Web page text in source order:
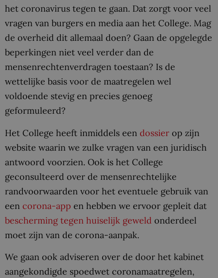
het coronavirus tegen te gaan. Dat zorgt voor veel
vragen van burgers en media aan het College. Mag
de overheid dit allemaal doen? Gaan de opgelegde
beperkingen niet veel verder dan de
mensenrechtenverdragen toestaan? Is de
wettelijke basis voor de maatregelen wel
voldoende stevig en precies genoeg
geformuleerd?
Het College heeft inmiddels een dossier op zijn
website waarin we zulke vragen van een juridisch
antwoord voorzien. Ook is het College
geconsulteerd over de mensenrechtelijke
randvoorwaarden voor het eventuele gebruik van
een corona-app en hebben we ervoor gepleit dat
bescherming tegen huiselijk geweld onderdeel
moet zijn van de corona-aanpak.
We gaan ook adviseren over de door het kabinet
aangekondigde spoedwet coronamaatregelen,